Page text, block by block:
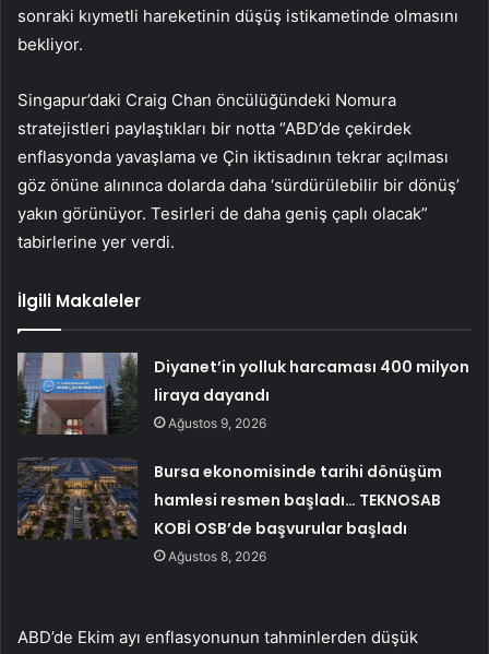
sonraki kıymetli hareketinin düşüş istikametinde olmasını
bekliyor.
Singapur’daki Craig Chan öncülüğündeki Nomura
stratejistleri paylaştıkları bir notta “ABD’de çekirdek
enflasyonda yavaşlama ve Çin iktisadının tekrar açılması
göz önüne alınınca dolarda daha ‘sürdürülebilir bir dönüş’
yakın görünüyor. Tesirleri de daha geniş çaplı olacak”
tabirlerine yer verdi.
İlgili Makaleler
Diyanet’in yolluk harcaması 400 milyon
liraya dayandı
Ağustos 9, 2026
Bursa ekonomisinde tarihi dönüşüm
hamlesi resmen başladı… TEKNOSAB
KOBİ OSB’de başvurular başladı
Ağustos 8, 2026
ABD’de Ekim ayı enflasyonunun tahminlerden düşük